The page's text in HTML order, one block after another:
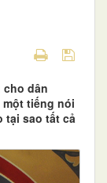
cho dân
tiếng nói
tại sao tất cả